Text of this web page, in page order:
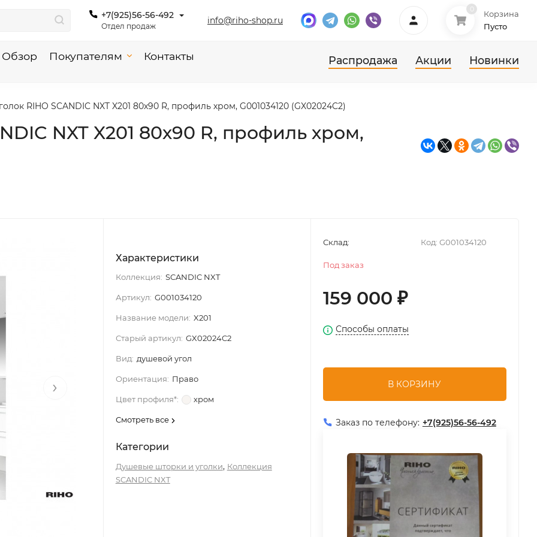
+7(925)56-56-492
Отдел продаж
info@riho-shop.ru
Корзина
Пусто
Обзор Покупателям Контакты Распродажа Акции Новинки
RIHO SCANDIC NXT X201 80х90 R, профиль хром, G001034120 (GX02024C2)
NXT X201 80х90 R, профиль хром,
›
Характеристики
Коллекция: SCANDIC NXT
Артикул: G001034120
Название модели: X201
Старый артикул: GX02024C2
Вид: душевой угол
Ориентация: Право
Цвет профиля*: хром
Смотреть все
Категории
Душевые шторки и уголки, Коллекция
SCANDIC NXT
Код: G001034120
Склад:
Под заказ
159 000 ₽
Способы оплаты
В КОРЗИНУ
Заказ по телефону: +7(925)56-56-492